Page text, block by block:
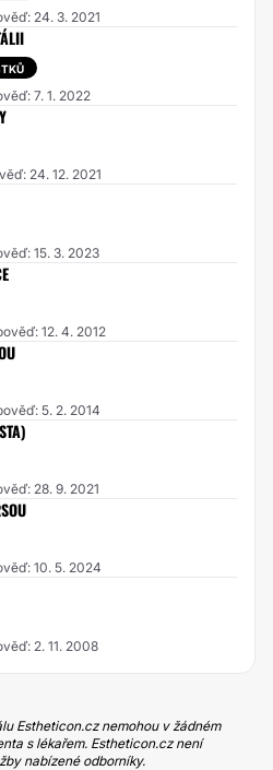
24. 3. 2021
7. 1. 2022
24. 12. 2021
15. 3. 2023
12. 4. 2012
5. 2. 2014
28. 9. 2021
10. 5. 2024
2. 11. 2008
Estheticon.cz nemohou v žádném
s lékařem. Estheticon.cz není
nabízené odborníky.